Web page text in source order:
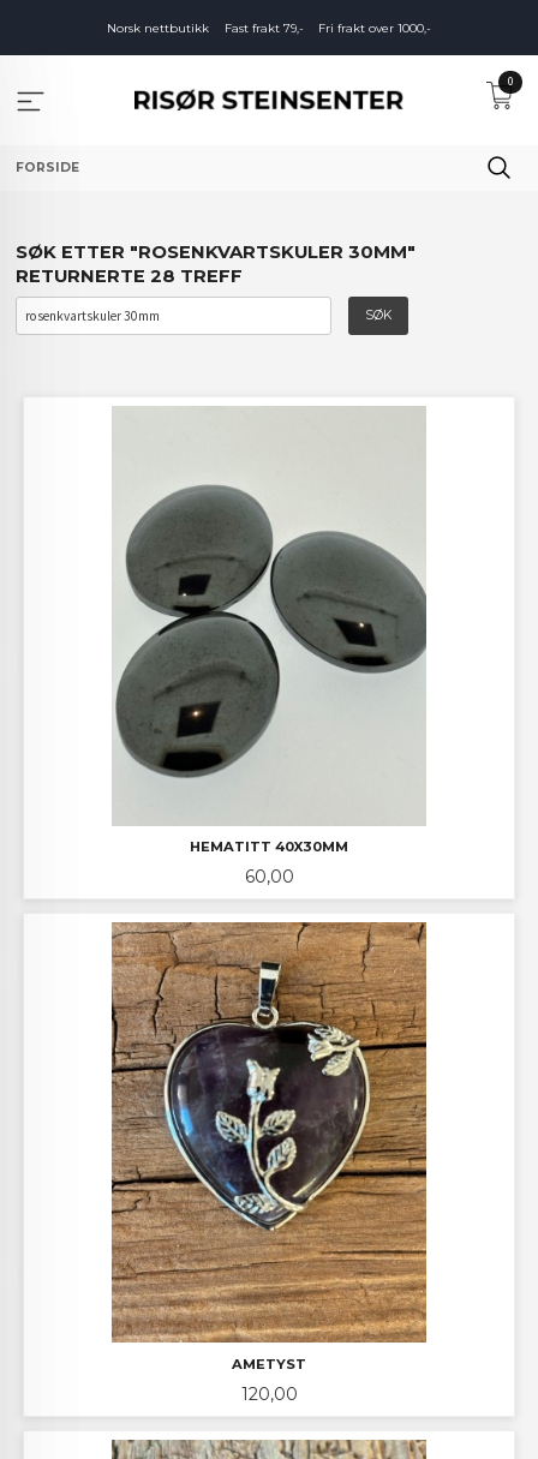
innholdet
Norsk nettbutikk Fast frakt 79,- Fri frakt over 1000,-
0
FORSIDE
SØK ETTER "ROSENKVARTSKULER 30MM"
RETURNERTE 28 TREFF
HEMATITT 40X30MM
Pris
60,00
AMETYST
Pris
120,00